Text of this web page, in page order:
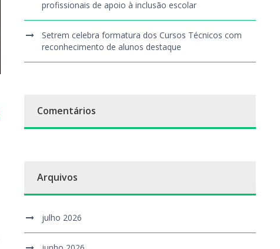
profissionais de apoio à inclusão escolar
Setrem celebra formatura dos Cursos Técnicos com
reconhecimento de alunos destaque
Comentários
Arquivos
julho 2026